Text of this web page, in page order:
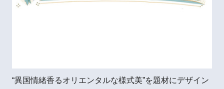
“異国情緒香るオリエンタルな様式美”を題材にデザイン